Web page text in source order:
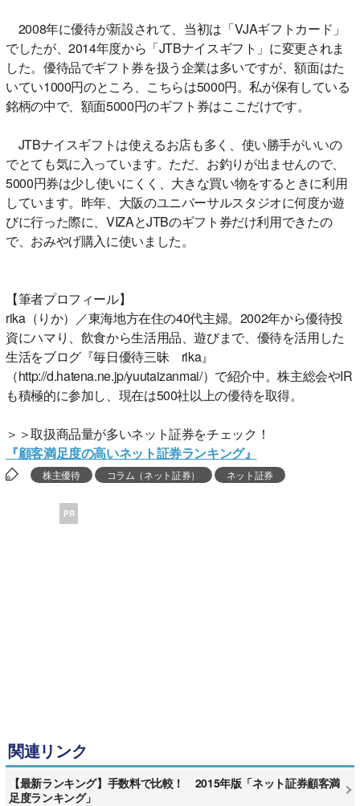
2008年に優待が新設されて、当初は「VJAギフトカード」
でしたが、2014年度から「JTBナイスギフト」に変更されま
した。優待品でギフト券を扱う企業は多いですが、額面はた
いてい1000円のところ、こちらは5000円。私が保有している
銘柄の中で、額面5000円のギフト券はここだけです。
JTBナイスギフトは使えるお店も多く、使い勝手がいいの
でとても気に入っています。ただ、お釣りが出ませんので、
5000円券は少し使いにくく、大きな買い物をするときに利用
しています。昨年、大阪のユニバーサルスタジオに何度か遊
びに行った際に、VIZAとJTBのギフト券だけ利用できたの
で、おみやげ購入に使いました。
【筆者プロフィール】
rika（りか）／東海地方在住の40代主婦。2002年から優待投
資にハマり、飲食から生活用品、遊びまで、優待を活用した
生活をブログ『毎日優待三昧 rika』
（http://d.hatena.ne.jp/yuutaizanmai/）で紹介中。株主総会やIR
も積極的に参加し、現在は500社以上の優待を取得。
＞＞取扱商品量が多いネット証券をチェック！
『顧客満足度の高いネット証券ランキング』
株主優待 コラム（ネット証券） ネット証券
PR
関連リンク
【最新ランキング】手数料で比較！ 2015年版「ネット証券顧客満
足度ランキング」